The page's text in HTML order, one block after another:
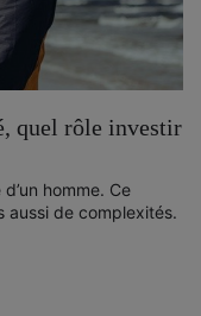
quel rôle investir
homme. Ce
aussi de complexités.